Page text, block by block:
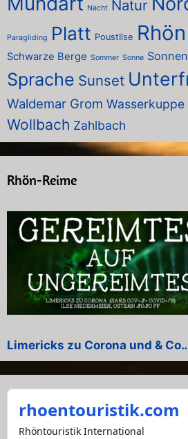
Nacht Natur
Paragliding Platt PoustIlse Rhön
Schwarze Berge Sommer Sonne
Sprache Sunset
Waldemar Grom Wasserkuppe
Wollbach Zahlbach
Rhön-Reime
Limericks zu Corona und &
rhoentouristik.com
Rhöntouristik International